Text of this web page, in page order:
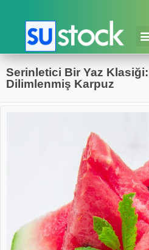
Serinletici Bir Yaz
Dilimlenmiş Karpuz